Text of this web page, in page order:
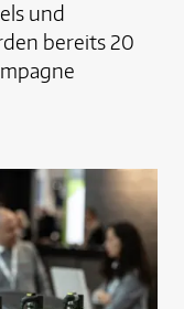
und
bereits 20